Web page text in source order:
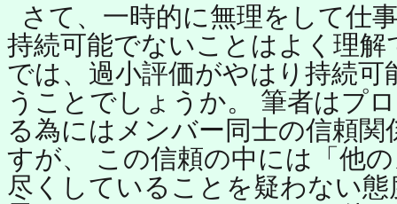
さて、一時的に無理をして仕
持続可能でないことはよく理
では、過小評価がやはり持続
うことでしょうか。 筆者はプ
る為にはメンバー同士の信頼
すが、 この信頼の中には「他
尽くしていることを疑わない